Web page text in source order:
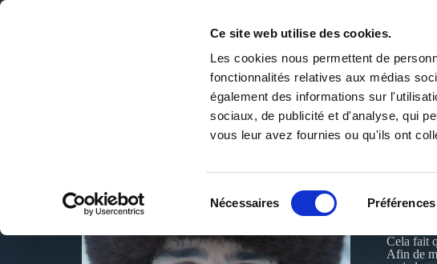
Ce site web utilise des cookies.
Les cookies nous permettent de
fonctionnalités relatives aux médias
également des informations sur
sociaux, de publicité et d'analyse, qui
vous leur avez fournies ou qu'ils ont
Nécessaires Préférences
DE LA PAGE BLANCHE... AU BEST SELLER
PUBLIER
Henriot Baptiste
Cela fait
Afin de